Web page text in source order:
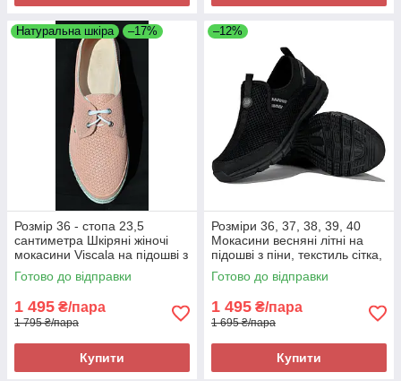
Натуральна шкіра –17%
Розмір 36 - стопа 23,5
сантиметра Шкіряні жіночі
мокасини Viscala на підошві з
піни, рожеві Viscala 11886
Готово до відправки
1 495 ₴/пара
1 795 ₴/пара
Купити
–12%
Розміри 36, 37, 38, 39, 40
Мокасини весняні літні на
підошві з піни, текстиль сітка,
чорні Restime 22820
Готово до відправки
1 495 ₴/пара
1 695 ₴/пара
Купити